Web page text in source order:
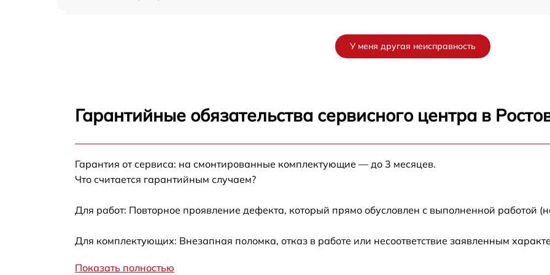
Замена каретки Kyocera FS-1016MFP от 60 мин
1016MFP
Замена печки Kyocera FS-1016MFP от 60 мин
Замена термопленки Kyocera FS-1016MFP
У меня другая неисправность
Гарантийные обязательства сервисного центра в
Гарантия от сервиса: на смонтированные комплектующие — до 3 месяцев.
Что считается гарантийным случаем?
Для работ: Повторное проявление дефекта, который прямо обусловлен с выполненной работой
Для комплектующих: Внезапная поломка, отказ в работе или несоответствие заявленным
Показать полностью